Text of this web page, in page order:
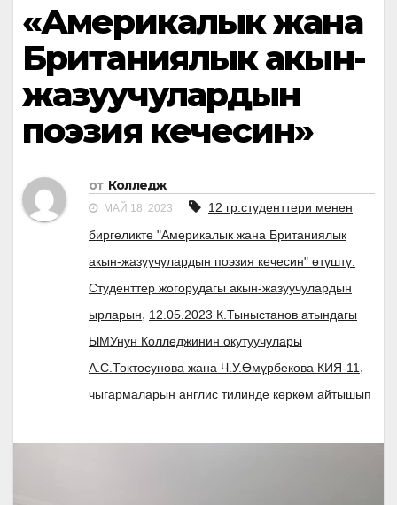
«Америкалык жана
Британиялык акын-
жазуучулардын
поэзия кечесин»
от Колледж
МАЙ 18, 2023
12 гр.студенттери менен
биргеликте "Америкалык жана Британиялык
акын-жазуучулардын поэзия кечесин" өтүштү.
Студенттер жогорудагы акын-жазуучулардын
ырларын, 12.05.2023 К.Тыныстанов атындагы
ЫМУнун Колледжинин окутуучулары
А.С.Токтосунова жана Ч.У.Өмүрбекова КИЯ-11,
чыгармаларын англис тилинде көркөм айтышып